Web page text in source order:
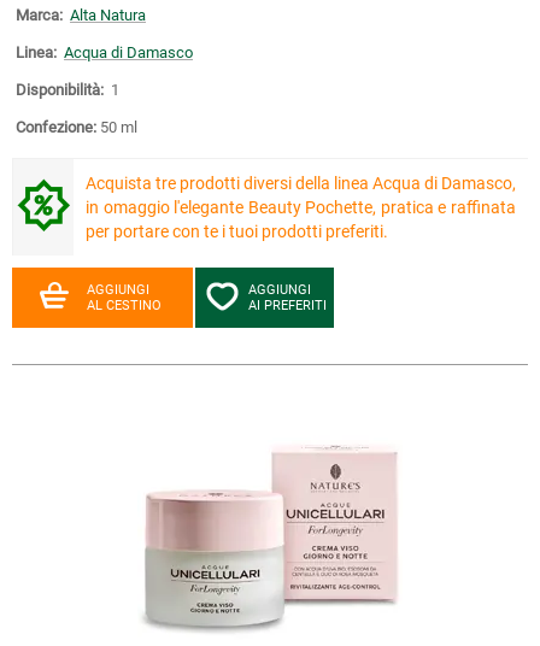
Marca: Alta Natura
Linea: Acqua di Damasco
Disponibilità: 1
Confezione: 50 ml
Acquista tre prodotti diversi della linea Acqua di Damasco,
in omaggio l'elegante Beauty Pochette, pratica e raffinata
per portare con te i tuoi prodotti preferiti.
AGGIUNGI
AL CESTINO
AGGIUNGI
AI PREFERITI